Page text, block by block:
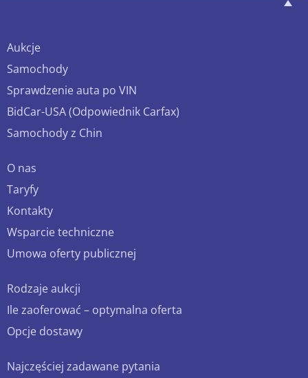
Aukcje
Samochody
Sprawdzenie auta po VIN
BidCar-USA (Odpowiednik Carfax)
Samochody z Chin
O nas
Taryfy
Kontakty
Wsparcie techniczne
Umowa oferty publicznej
Rodzaje aukcji
Ile zaoferować – optymalna oferta
Opcje dostawy
Najczęściej zadawane pytania